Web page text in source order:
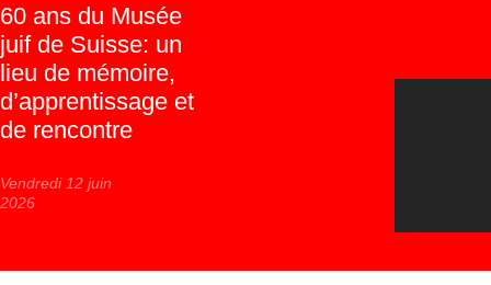
60 ans du Musée
juif de Suisse: un
lieu de mémoire,
d’apprentissage et
de rencontre
Vendredi 12 juin
2026